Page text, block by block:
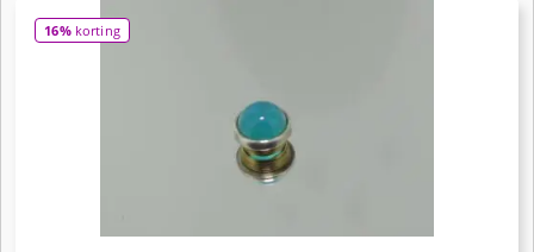
is:
€198,00.
16%korting